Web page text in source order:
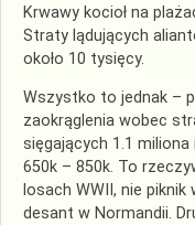
Krwawy kocioł na
Straty lądujących
około 10 tysięcy.
Wszystko to jednak –
zaokrąglenia wobec
sięgających 1.1
650k – 850k. To
losach WWII, nie
desant w Normandii.